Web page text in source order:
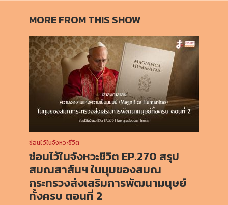
MORE FROM THIS SHOW
ซ่อนไว้ในจังหวะชีวิต
ซ่อนไว้ในจังหวะชีวิต EP.270 สรุป
สมณสาส์นฯ ในมุมของสมณ
กระทรวงส่งเสริมการพัฒนามนุษย์
ทั้งครบ ตอนที่ 2